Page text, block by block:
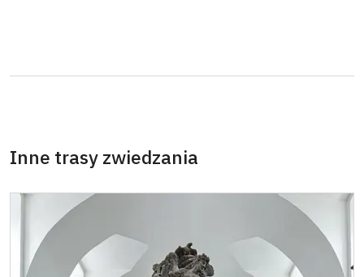
Przewodnik grupy zorganizowanej (1
zadarmo
Osoba zatrudniona w organizacji NPU (+ 3
Posiadacz karty " Naš člověk"*
Nie przysługuje
Posiadacz karty ICOMOS*
Nie przysługuje
Inne trasy zwiedzania